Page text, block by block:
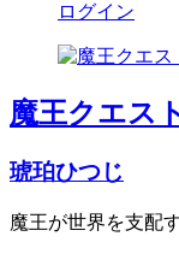
ログイン
魔王クエス
琥珀ひつじ
魔王が世界を支配